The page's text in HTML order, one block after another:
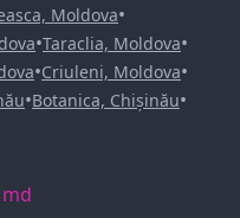
Moldova•
•Taraclia, Moldova•
•Criuleni, Moldova•
•Botanica, Chișinău•